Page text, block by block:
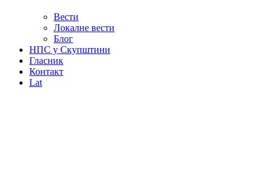
Вести
Локалне вести
Блог
НПС у Скупштини
Гласник
Контакт
Lat